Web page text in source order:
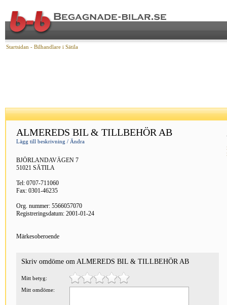
Startsidan - Bilhandlare i Sätila
ALMEREDS BIL & TILLBEHÖR AB
Lägg till beskrivning / Ändra
BJÖRLANDAVÄGEN 7
51021 SÄTILA
Tel: 0707-711060
Fax: 0301-46235
Org. nummer: 5566057070
Registreringsdatum: 2001-01-24
Märkesoberoende
Skriv omdöme om ALMEREDS BIL & TILLBEHÖR AB
Mitt betyg:
Mitt omdöme: